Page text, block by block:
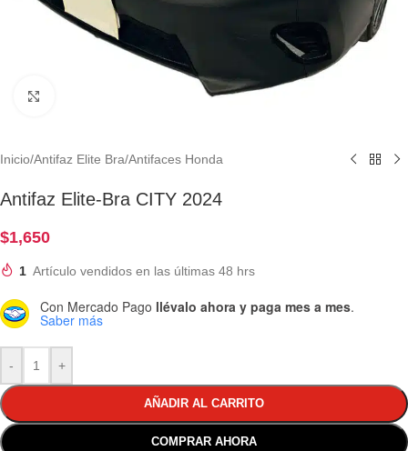
Inicio/Antifaz Elite Bra/Antifaces Honda
Antifaz Elite-Bra CITY 2024
$1,650
1 Artículo vendidos en las últimas 48 hrs
Con Mercado Pago llévalo ahora y paga mes a mes.
Saber más
- +
AÑADIR AL CARRITO
COMPRAR AHORA